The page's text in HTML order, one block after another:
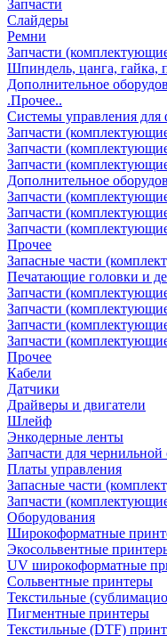
Запчасти
Слайдеры
Ремни
Запчасти
Шпиндель, цанга, гайка,
Дополнительное
.Прочее..
Системы управления
Запчасти
Запчасти
Запчасти
Дополнительное
Запчасти
Запчасти
Запчасти
Прочее
Запасные части
Печатающие головки и
Запчасти
Запчасти
Запчасти
Запчасти
Прочее
Кабели
Датчики
Драйверы и двигатели
Шлейф
Энкодерные ленты
Запчасти для
Платы управления
Запасные части
Запчасти
Оборудования
Широкоформатные
Экосольвентные
UV широкоформатные
Сольвентные принтеры
Текстильные
Пигментные принтеры
Текстильные (DTF)